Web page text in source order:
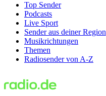
Top Sender
Podcasts
Live Sport
Sender aus deiner Region
Musikrichtungen
Themen
Radiosender von A-Z